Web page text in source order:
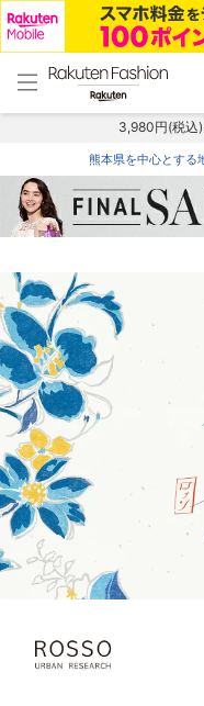
menu home
トップ
3,980円(税込)
熊本県を中心とする